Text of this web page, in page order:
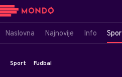
Naslovna Najnovije Info
Sport Fudbal